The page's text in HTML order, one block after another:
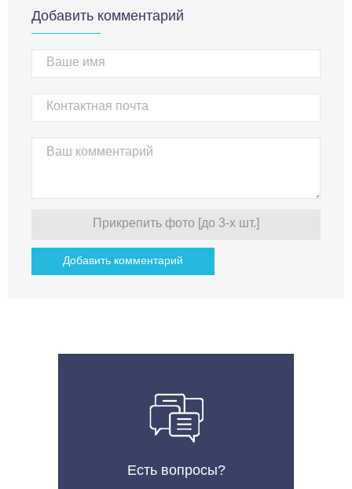
Добавить комментарий
Прикрепить фото [до 3-х шт.]
Есть вопросы?